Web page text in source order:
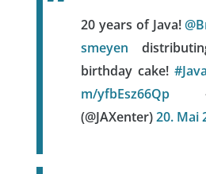
20 years of Java!
smeyen
birthday cake!
m/yfbEsz66Qp —
(@JAXenter)20. Mai